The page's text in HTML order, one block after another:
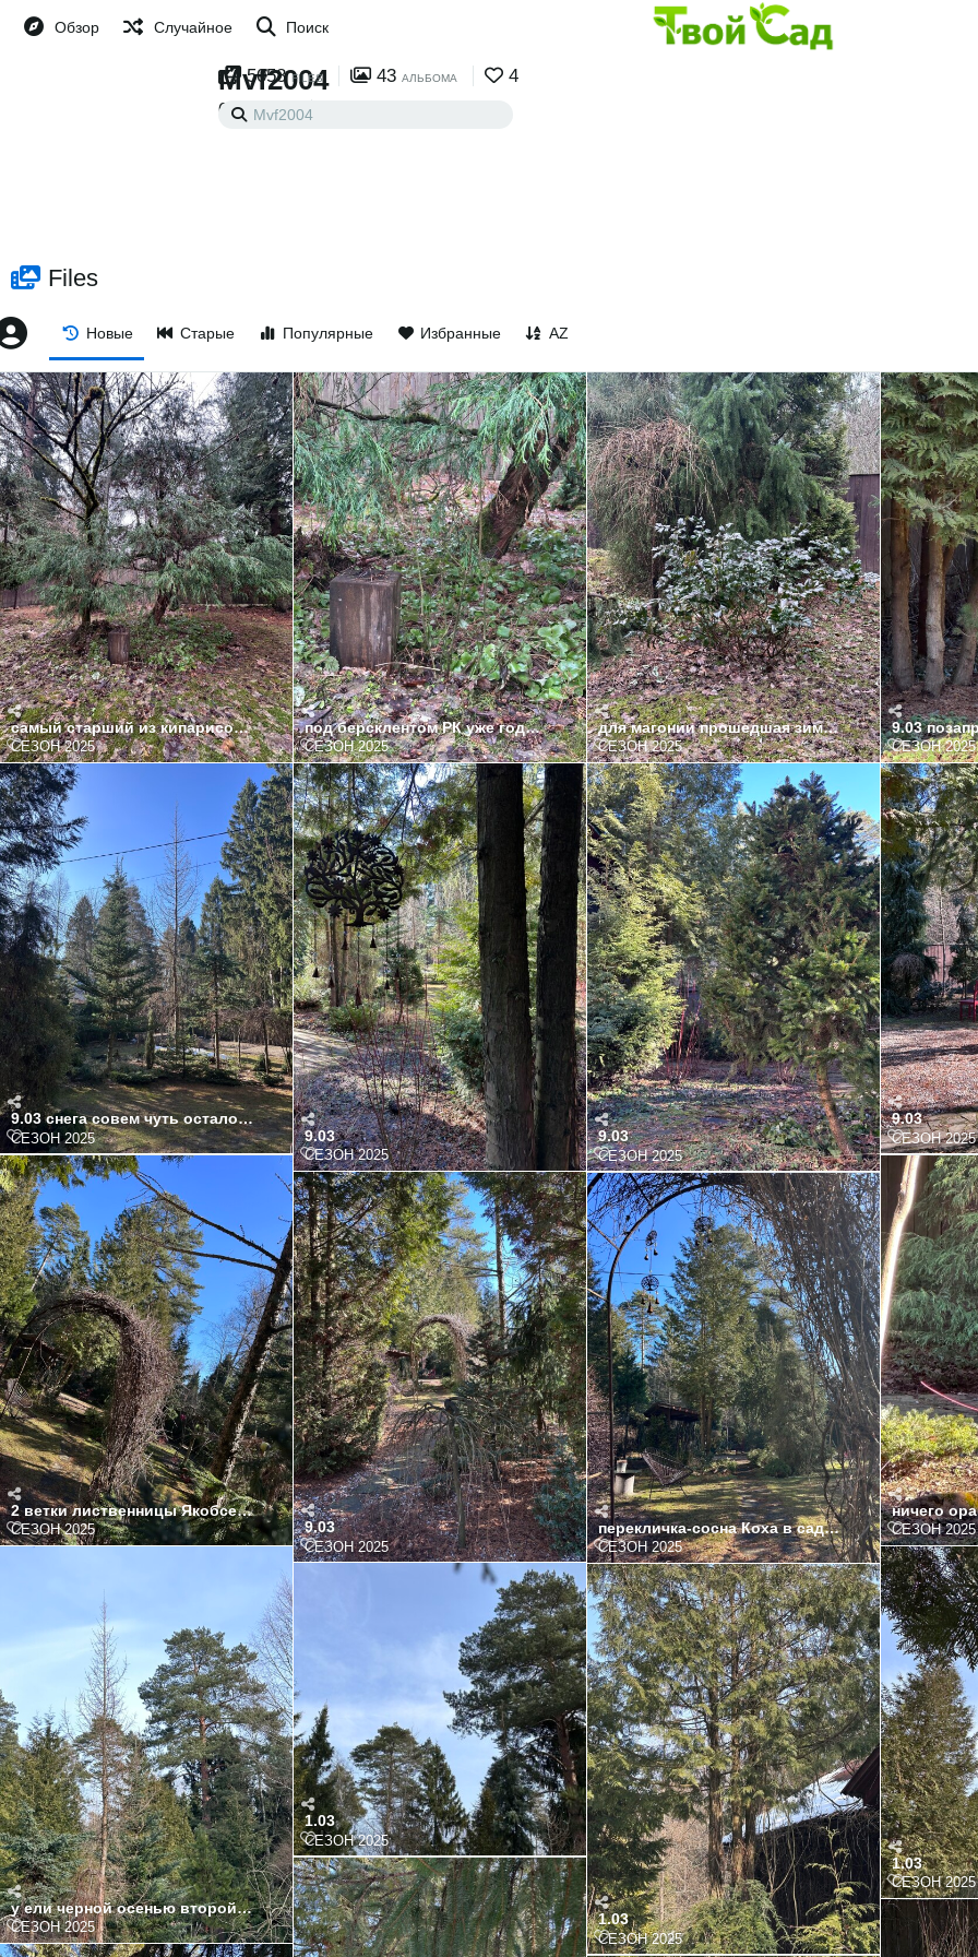
Обзор Случайное Поиск
Mvf2004
0 ПОДПИСАН
5058 FILES 43 АЛЬБОМА 4
Files
Новые Старые Популярные Избранные AZ
самый старший из кипарисовиков Филифера опять пора сукасить -много сушняка внутри
СЕЗОН 2025
под берсклентом РК уже годатри как самосевный кустик многоствоьный
СЕЗОН 2025
для
СЕЗОН 2025 СЕЗОН 2025
9.03 снега совем чуть осталось,но грунт сильно промерз,колья для фиксации не вынимаются
СЕЗОН 2025 9.03
СЕЗОН 2025
9.03
СЕЗОН 2025
9.03
СЕЗОН 2025
2 ветки лиственницы Якобсен Пирамид над аркой осенью укорачивала,пока так
СЕЗОН 2025 9.03
СЕЗОН 2025
перекличка-сосна Коха в саду и сосны в лесу
СЕЗОН 2025
ничего
СЕЗОН 2025
у ели черной осенью второй раз 2-х метровую макушку удалила
СЕЗОН 2025
1.03
СЕЗОН 2025
1.03
СЕЗОН 2025
1.03
СЕЗОН 2025